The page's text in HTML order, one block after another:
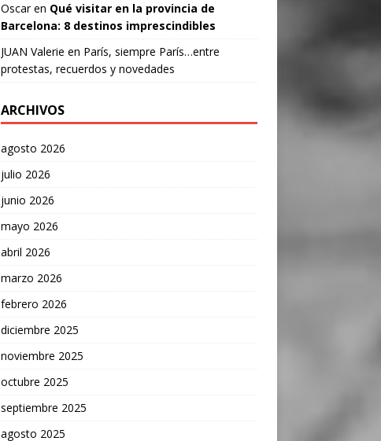
Oscaren Qué visitar en la provincia de
Barcelona: 8 destinos imprescindibles
JUAN Valerie en París, siempre París…entre
protestas, recuerdos y novedades
ARCHIVOS
agosto 2026
julio 2026
junio 2026
mayo 2026
abril 2026
marzo 2026
febrero 2026
diciembre 2025
noviembre 2025
octubre 2025
septiembre 2025
agosto 2025